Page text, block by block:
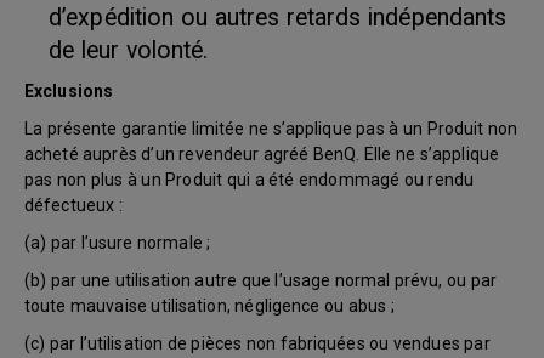
d’expédition ou autres retards indépendants
de leur volonté.
Exclusions
La présente garantie limitée ne s’applique pas à un Produit non
acheté auprès d’un revendeur agréé BenQ. Elle ne s’applique
pas non plus à un Produit qui a été endommagé ou rendu
défectueux :
(a) par l’usure normale ;
(b) par une utilisation autre que l’usage normal prévu, ou par
toute mauvaise utilisation, négligence ou abus ;
(c) par l’utilisation de pièces non fabriquées ou vendues par